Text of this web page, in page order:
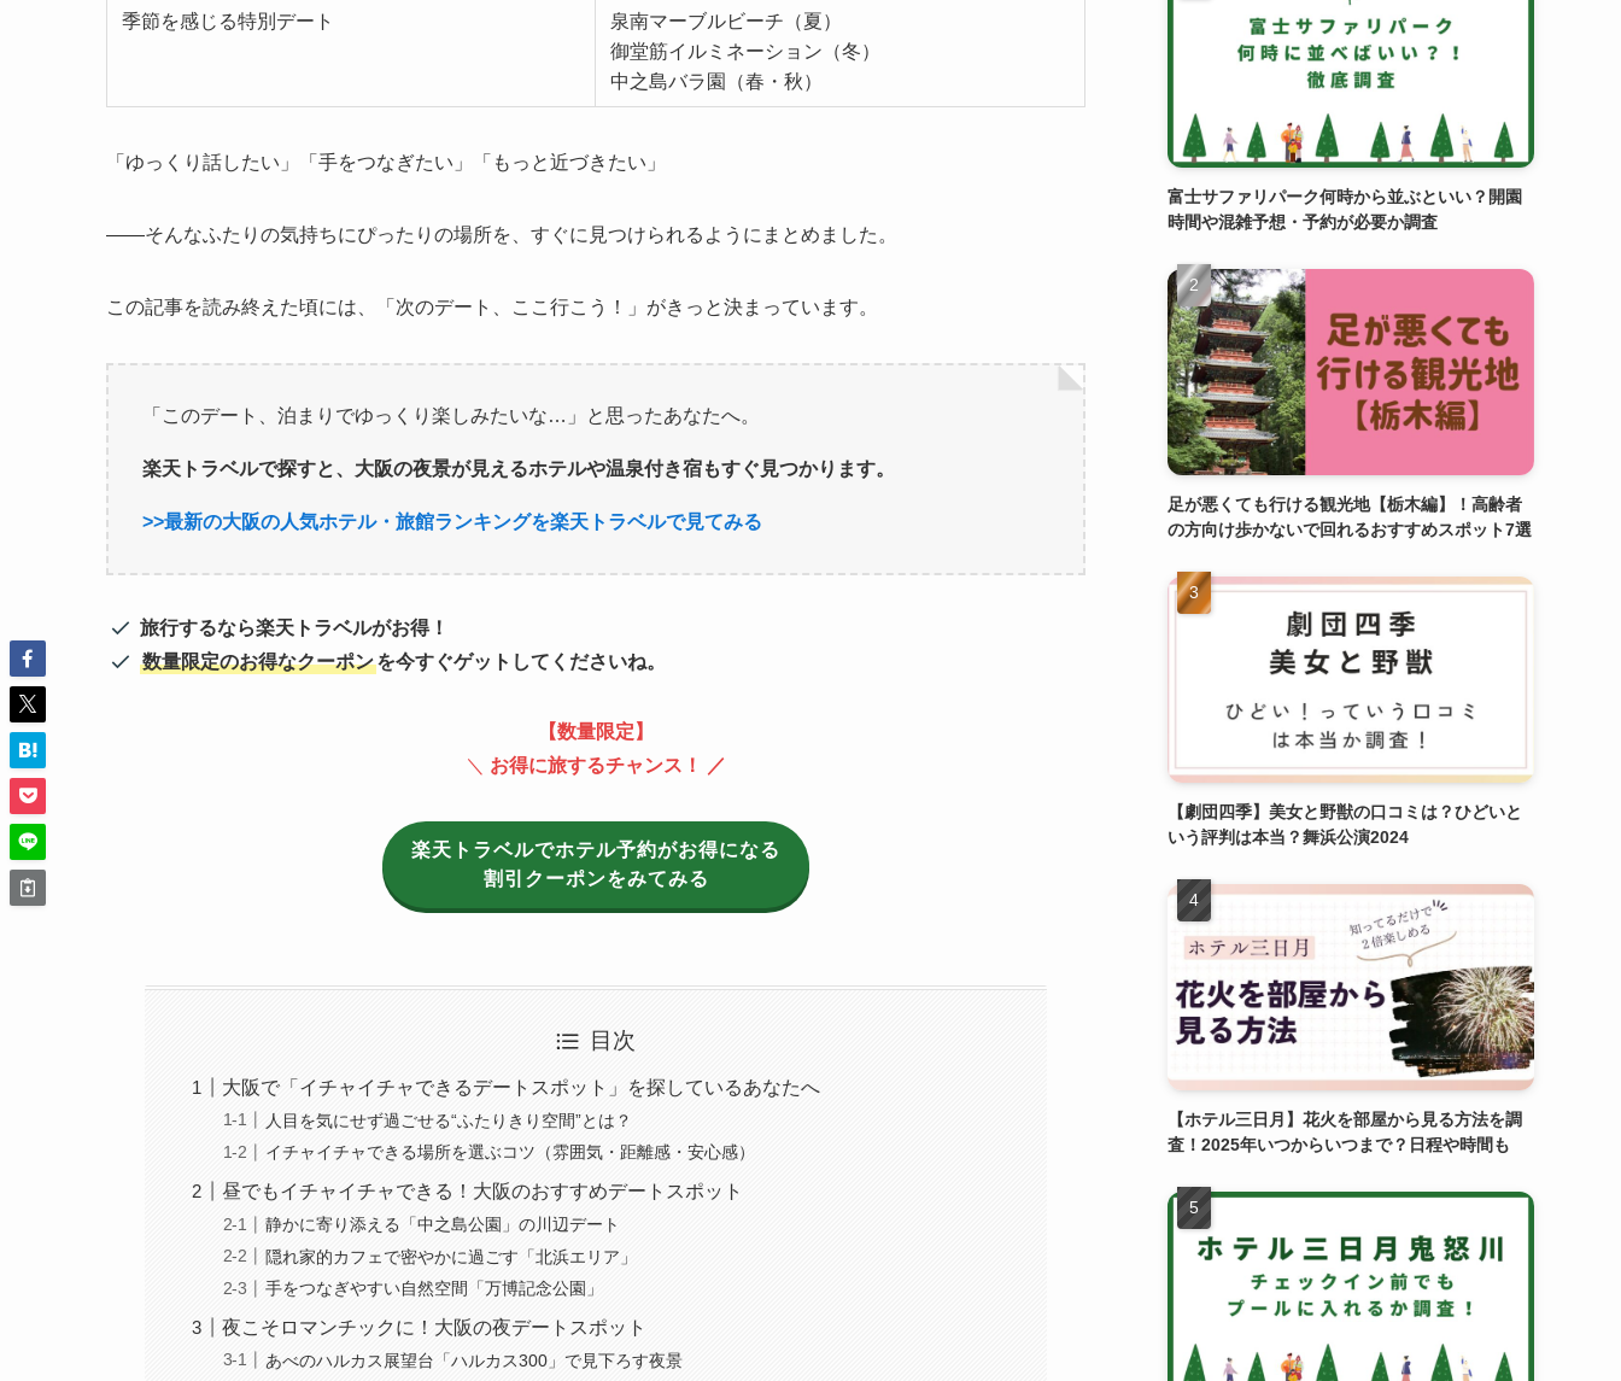
季節を感じる特別デート
泉南マーブルビーチ（夏）
御堂筋イルミネーション（冬）
中之島バラ園（春・秋）
「ゆっくり話したい」「手をつなぎたい」「もっと近づきたい」
——そんなふたりの気持ちにぴったりの場所を、すぐに見つけられるようにまとめました。
この記事を読み終えた頃には、「次のデート、ここ行こう！」がきっと決まっています。
「このデート、泊まりでゆっくり楽しみたいな…」と思ったあなたへ。
楽天トラベルで探すと、大阪の夜景が見えるホテルや温泉付き宿もすぐ見つかります。
>>最新の大阪の人気ホテル・旅館ランキングを楽天トラベルで見てみる
旅行するなら楽天トラベルがお得！
数量限定のお得なクーポンを今すぐゲットしてくださいね。
【数量限定】
＼ お得に旅するチャンス！ ／
楽天トラベルでホテル予約がお得になる
割引クーポンをみてみる
目次
大阪で「イチャイチャできるデートスポット」を探しているあなたへ
人目を気にせず過ごせる“ふたりきり空間”とは？
イチャイチャできる場所を選ぶコツ（雰囲気・距離感・安心感）
昼でもイチャイチャできる！大阪のおすすめデートスポット
静かに寄り添える「中之島公園」の川辺デート
隠れ家的カフェで密やかに過ごす「北浜エリア」
手をつなぎやすい自然空間「万博記念公園」
夜こそロマンチックに！大阪の夜デートスポット
あべのハルカス展望台「ハルカス300」で見下ろす夜景
富士サファリパーク何時から並ぶといい？開園
時間や混雑予想・予約が必要か調査
足が悪くても行ける観光地【栃木編】！高齢者
の方向け歩かないで回れるおすすめスポット7選
【劇団四季】美女と野獣の口コミは？ひどいと
いう評判は本当？舞浜公演2024
【ホテル三日月】花火を部屋から見る方法を調
査！2025年いつからいつまで？日程や時間も